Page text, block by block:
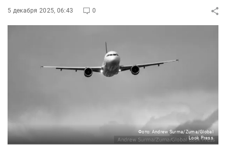
5 декабря 2025, 06:43 0
Фото: Andrew Surma/Zuma/Global
Look Press